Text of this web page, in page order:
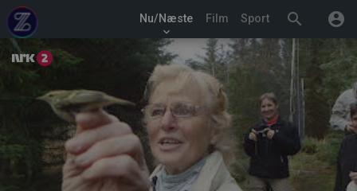
search account_circle
Nu/Næste
keyboard_arrow_down
Film Sport